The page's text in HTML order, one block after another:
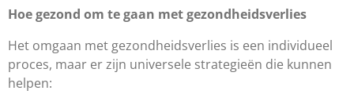
Hoe gezond om te gaan met gezondheidsverlies
Het omgaan met gezondheidsverlies is een individueel
proces, maar er zijn universele strategieën die kunnen
helpen: